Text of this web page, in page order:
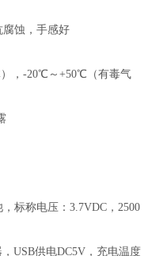
蚀，手感好
，-20℃～+50℃（有毒气
标称电压：3.7VDC，2500
USB供电DC5V，充电温度